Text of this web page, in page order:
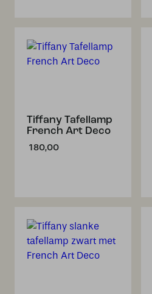
Tiffany Tafellamp
French Art Deco
180,00